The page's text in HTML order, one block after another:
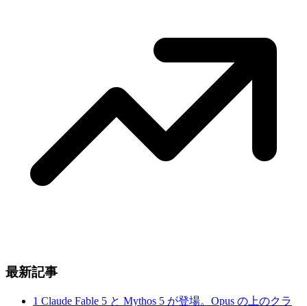
最新記事
1 Claude Fable 5 と Mythos 5 が登場。Opus の上のクラ